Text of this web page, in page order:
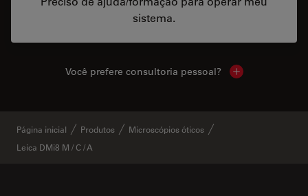
sistema.
Você prefere consultoria pessoal? Show local
Página inicial Produtos
Microscópios óticos
Leica DMi8 M / C / A